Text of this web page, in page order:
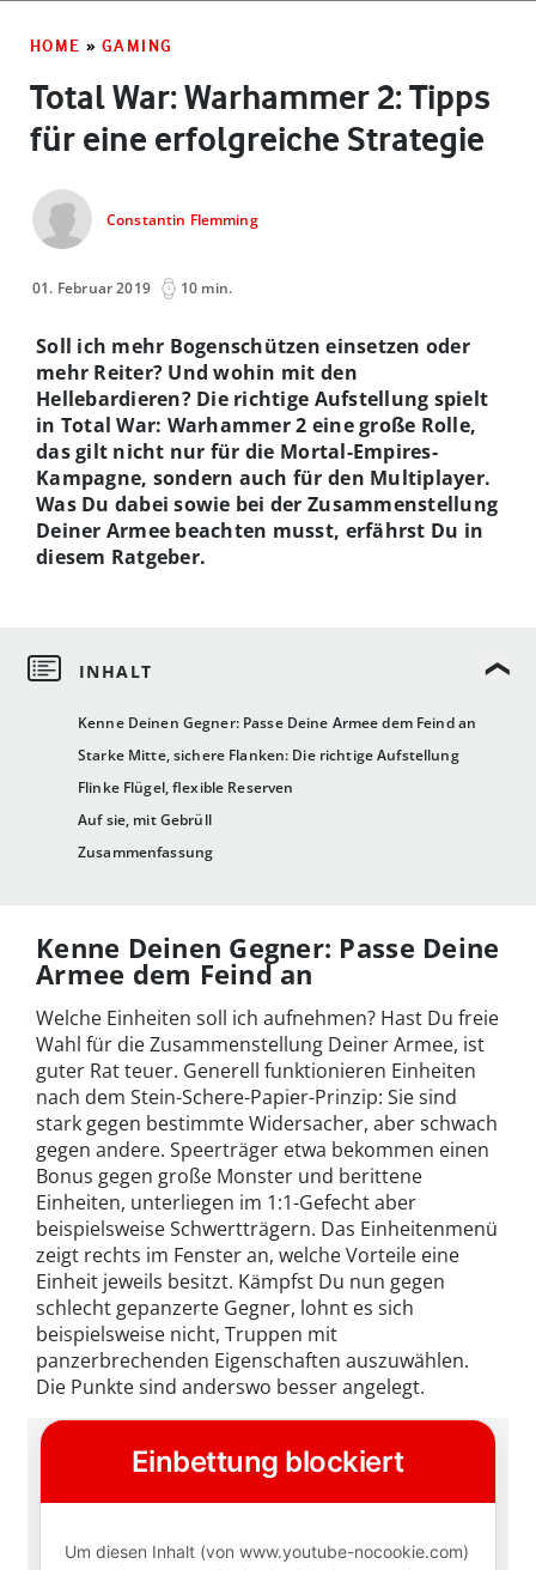
HOME » GAMING
Total War: Warhammer 2: Tipps
für eine erfolgreiche Strategie
Constantin Flemming
01. Februar 2019 10 min.
Kenne Deinen Gegner: Passe Deine Armee dem Feind an
Starke Mitte, sichere Flanken: Die richtige Aufstellung
Flinke Flügel, flexible Reserven
Auf sie, mit Gebrüll
Zusammenfassung
Soll ich mehr Bogenschützen einsetzen oder
mehr Reiter? Und wohin mit den
Hellebardieren? Die richtige Aufstellung spielt
in Total War: Warhammer 2 eine große Rolle,
das gilt nicht nur für die Mortal-Empires-
Kampagne, sondern auch für den Multiplayer.
Was Du dabei sowie bei der Zusammenstellung
Deiner Armee beachten musst, erfährst Du in
diesem Ratgeber.
Kenne Deinen Gegner: Passe Deine
Armee dem Feind an
Welche Einheiten soll ich aufnehmen? Hast Du freie
Wahl für die Zusammenstellung Deiner Armee, ist
guter Rat teuer. Generell funktionieren Einheiten
nach dem Stein-Schere-Papier-Prinzip: Sie sind
stark gegen bestimmte Widersacher, aber schwach
gegen andere. Speerträger etwa bekommen einen
Bonus gegen große Monster und berittene
Einheiten, unterliegen im 1:1-Gefecht aber
beispielsweise Schwertträgern. Das Einheitenmenü
zeigt rechts im Fenster an, welche Vorteile eine
Einheit jeweils besitzt. Kämpfst Du nun gegen
schlecht gepanzerte Gegner, lohnt es sich
beispielsweise nicht, Truppen mit
panzerbrechenden Eigenschaften auszuwählen.
Die Punkte sind anderswo besser angelegt.